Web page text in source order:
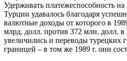
Удерживать платежеспособность
Турции удавалось благодаря
валютные доходы от которого в
млрд. долл. против 372 млн. долл. в
увеличились и переводы турецких
границей – в том же 1989 г. они